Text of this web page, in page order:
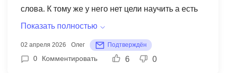
слова. К тому же у него нет цели научить а есть
цель отбубнить себе под нос все что он знает и
деньги на этот "курс"
Показать полностью
02 апреля 2026 Олег Подтверждён
0 Комментировать 6 0